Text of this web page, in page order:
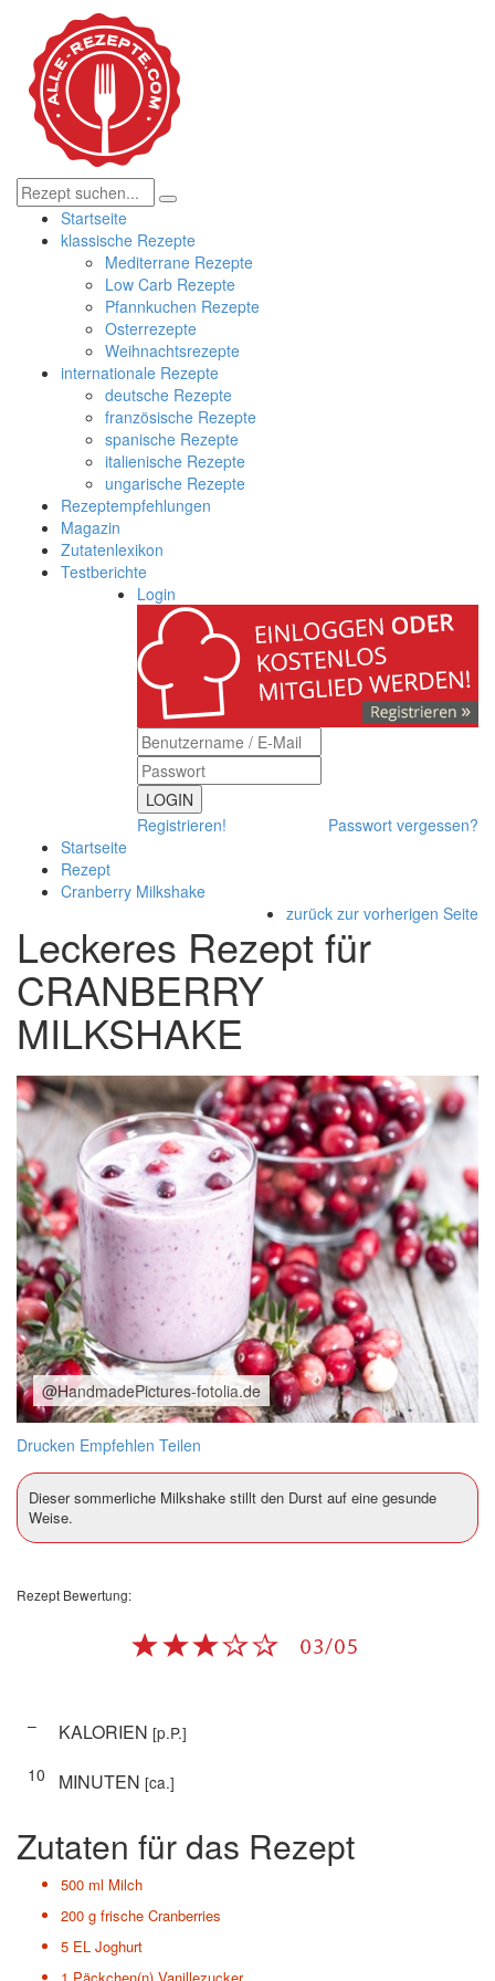
Startseite
klassische Rezepte
Mediterrane Rezepte
Low Carb Rezepte
Pfannkuchen Rezepte
Osterrezepte
Weihnachtsrezepte
internationale Rezepte
deutsche Rezepte
französische Rezepte
spanische Rezepte
italienische Rezepte
ungarische Rezepte
Rezeptempfehlungen
Magazin
Zutatenlexikon
Testberichte
Login
LOGIN
Registrieren!
Passwort vergessen?
Startseite
Rezept
Cranberry Milkshake
zurück zur vorherigen Seite
Leckeres Rezept für
CRANBERRY
MILKSHAKE
@HandmadePictures-fotolia.de
Drucken Empfehlen Teilen
Dieser sommerliche Milkshake stillt den Durst auf eine gesunde
Weise.
Rezept Bewertung:
– KALORIEN [p.P.]
10
MINUTEN [ca.]
Zutaten für das Rezept
500 ml Milch
200 g frische Cranberries
5 EL Joghurt
1 Päckchen(n) Vanillezucker